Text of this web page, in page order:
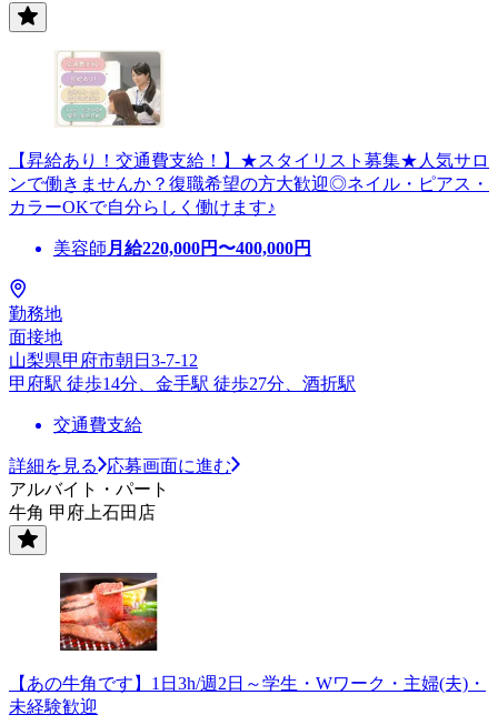
【昇給あり！交通費支給！】★スタイリスト募集★人気サロ
ンで働きませんか？復職希望の方大歓迎◎ネイル・ピアス・
カラーOKで自分らしく働けます♪
美容師 月給220,000円〜400,000円
勤務地
面接地
山梨県甲府市朝日3-7-12
甲府駅 徒歩14分、金手駅 徒歩27分、酒折駅
交通費支給
詳細を見る
応募画面に進む
アルバイト・パート
牛角 甲府上石田店
【あの牛角です】1日3h/週2日～学生・Wワーク・主婦(夫)・
未経験歓迎